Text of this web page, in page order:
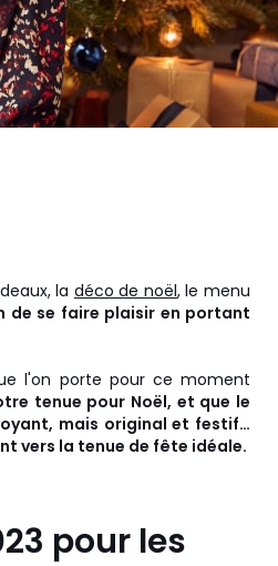
la déco de noël, le menu
de se faire plaisir en portant
l'on porte pour ce moment
tenue pour Noël, et que le
mais original et festif…
vers la tenue de fête idéale.
pour les